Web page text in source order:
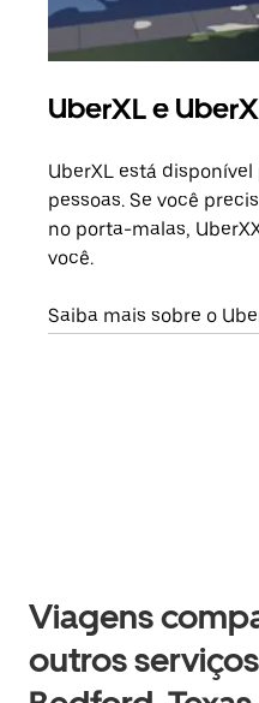
UberXL e
UberXL está
pessoas. Se você
no porta-malas,
você.
Saiba mais sobre o
Viagens
outros